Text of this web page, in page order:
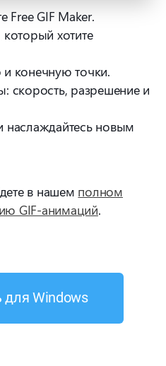
Free GIF Maker.
хотите
конечную точки.
скорость, разрешение и
наслаждайтесь новым
в нашем полном
GIF-анимаций.
для Windows